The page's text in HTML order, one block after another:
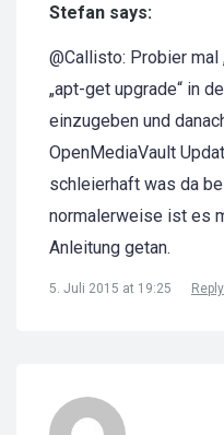
Stefan says:
@Callisto: Probier mal
„apt-get upgrade“ in
einzugeben und
OpenMediaVault
schleierhaft was da
normalerweise ist es
Anleitung getan.
5. Juli 2015 at 19:25 Reply